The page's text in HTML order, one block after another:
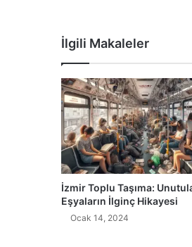
İlgili Makaleler
İzmir Toplu Taşıma:
Eşyaların İlginç Hikayesi
Ocak 14, 2024